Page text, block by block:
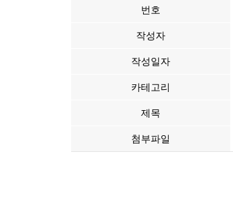
번호
작성자
작성일자
카테고리
제목
첨부파일